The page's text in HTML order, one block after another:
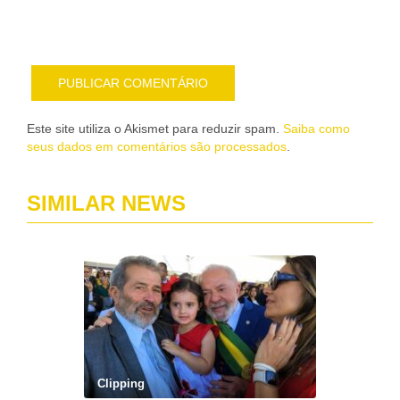
Este site utiliza o Akismet para reduzir spam. Saiba como
seus dados em comentários são processados.
SIMILAR NEWS
Clipping